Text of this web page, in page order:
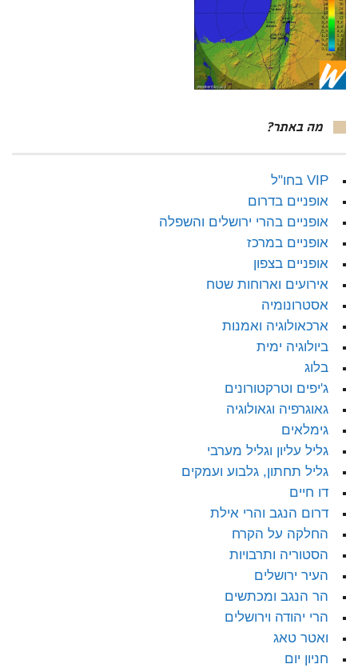
מה באתר?
VIP בחו"ל
אופניים בדרום
אופניים בהרי ירושלים והשפלה
אופניים במרכז
אופניים בצפון
אירועים וארוחות שטח
אסטרונומיה
ארכאולוגיה ואמנות
ביולוגיה ימית
בלוג
ג'יפים וטרקטורונים
גאוגרפיה וגאולוגיה
גימלאים
גליל עליון וגליל מערבי
גליל תחתון, גלבוע ועמקים
דו חיים
דרום הנגב והרי אילת
החלקה על הקרח
הסטוריה ותרבויות
העיר ירושלים
הר הנגב ומכתשים
הרי יהודה וירושלים
ואטר טאג
חניון יום